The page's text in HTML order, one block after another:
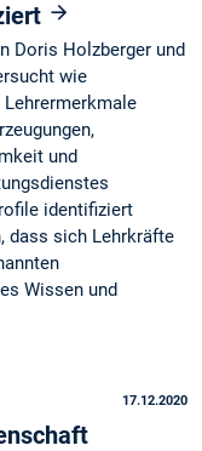
Doris Holzberger und
wie
und
identifiziert
dass sich Lehrkräfte
Wissen und
17.12.2020